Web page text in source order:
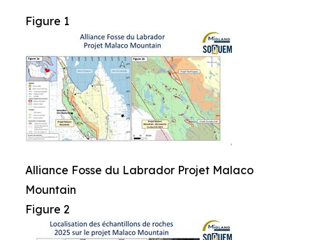
Figure 1
Alliance Fosse du Labrador Projet Malaco
Mountain
Figure 2